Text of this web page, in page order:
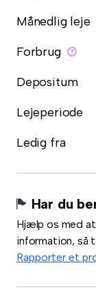
Månedlig leje
Forbrug
Depositum
Lejeperiode
Ledig fra
Har du
Hjælp os med
information, så
Rapporter et